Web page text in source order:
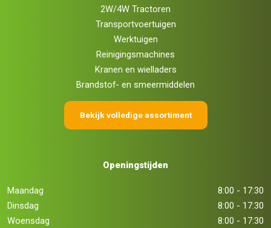
2W/4W Tractoren
Transportvoertuigen
Werktuigen
Reinigingsmachines
Kranen en wielladers
Brandstof- en smeermiddelen
Bekijk volledige assortiment
Openingstijden
Maandag
8:00 - 17:30
Dinsdag
8:00 - 17:30
Woensdag
8:00 - 17:30